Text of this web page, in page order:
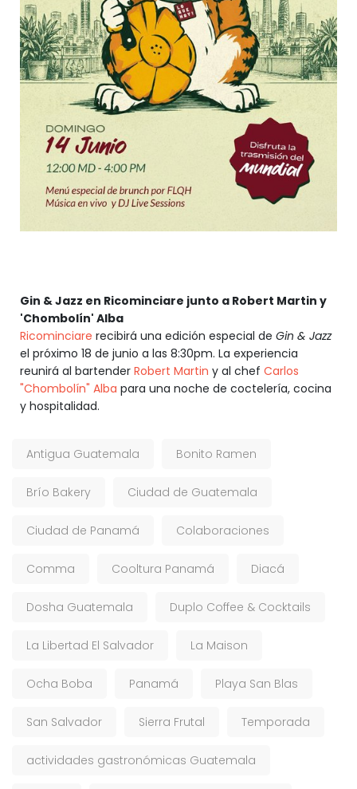
Gin & Jazz en Ricominciare junto a Robert Martin y
'Chombolín' Alba
Ricominciare recibirá una edición especial de Gin & Jazz
el próximo 18 de junio a las 8:30pm. La experiencia
reunirá al bartender Robert Martin y al chef Carlos
"Chombolín" Alba para una noche de coctelería, cocina
y hospitalidad.
Antigua Guatemala Bonito Ramen
Brío Bakery Ciudad de Guatemala
Ciudad de Panamá Colaboraciones
Comma Cooltura Panamá Diacá
Dosha Guatemala Duplo Coffee & Cocktails
La Libertad El Salvador La Maison
Ocha Boba Panamá Playa San Blas
San Salvador Sierra Frutal Temporada
actividades gastronómicas Guatemala